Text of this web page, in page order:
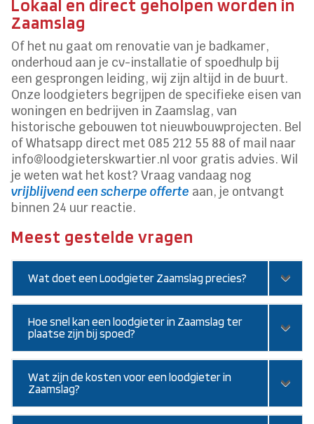
Lokaal en direct geholpen worden in
Zaamslag
Of het nu gaat om renovatie van je badkamer,
onderhoud aan je cv-installatie of spoedhulp bij
een gesprongen leiding, wij zijn altijd in de buurt.
Onze loodgieters begrijpen de specifieke eisen van
woningen en bedrijven in Zaamslag, van
historische gebouwen tot nieuwbouwprojecten. Bel
of Whatsapp direct met 085 212 55 88 of mail naar
info@loodgieterskwartier.nl voor gratis advies. Wil
je weten wat het kost? Vraag vandaag nog
vrijblijvend een scherpe offerte aan, je ontvangt
binnen 24 uur reactie.
Meest gestelde vragen
Wat doet een Loodgieter Zaamslag precies?
Hoe snel kan een loodgieter in Zaamslag ter
plaatse zijn bij spoed?
Wat zijn de kosten voor een loodgieter in
Zaamslag?